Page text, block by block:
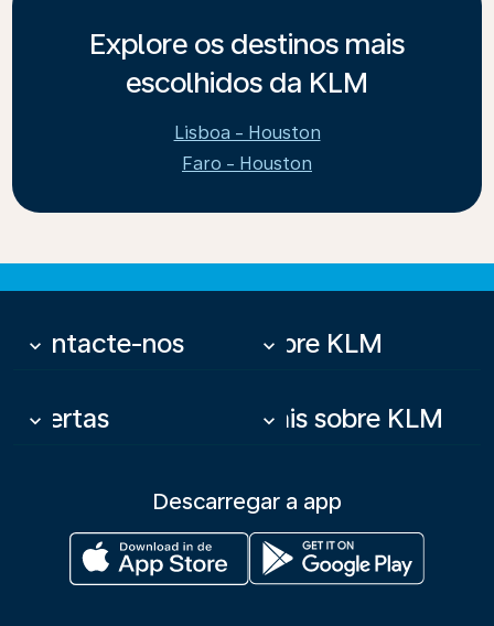
Explore os destinos mais
escolhidos da KLM
Lisboa - Houston
Faro - Houston
Contacte-nos
keyboard_arrow_down Sobre KLM
keyboard_arrow_down
Ofertas
keyboard_arrow_down Mais sobre KLM
keyboard_arrow_down
Descarregar a app